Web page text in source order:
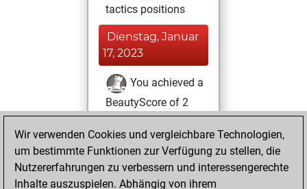
tactics positions
Dienstag, Januar
17, 2023
You achieved a
BeautyScore of 2
Fritz
achieved a new Elo
of 1590
Wir verwenden Cookies und vergleichbare Technologien,
um bestimmte Funktionen zur Verfügung zu stellen, die
Nutzererfahrungen zu verbessern und interessengerechte
Inhalte auszuspielen. Abhängig von ihrem